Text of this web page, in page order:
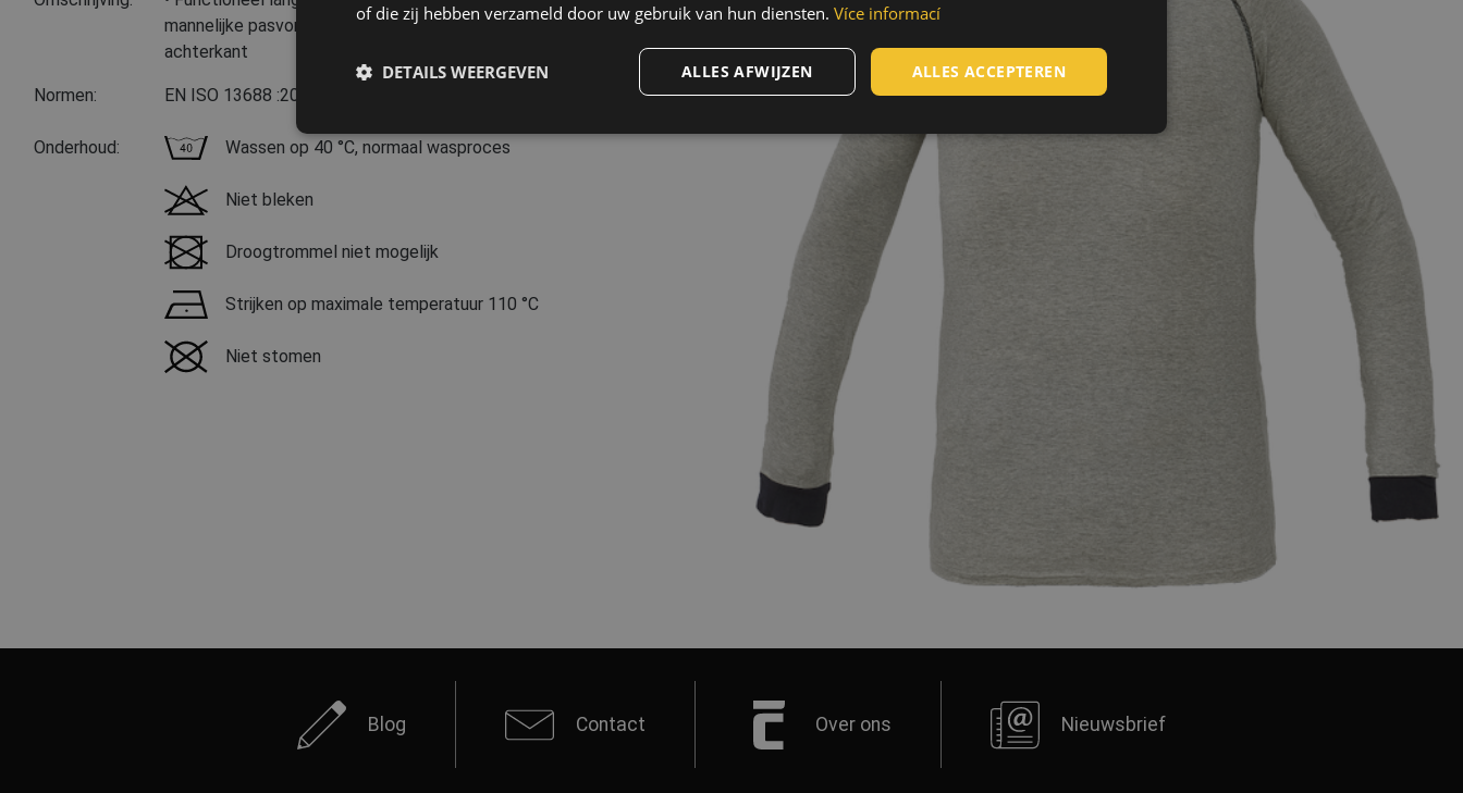
mannelijke pasvorm • toevoeging van bamboevezel • verlengde
achterkant
Normen: EN ISO 13688 :2013
Onderhoud: Wassen op 40 °C, normaal wasproces
Niet bleken
Droogtrommel niet mogelijk
Strijken op maximale temperatuur 110 °C
Niet stomen
Blog Contact Over ons Nieuwsbrief
ROMANIAN
of die zij hebben verzameld door uw gebruik van hun diensten. Více informací
ALLES ACCEPTEREN
ALLES AFWIJZEN
DETAILS WEERGEVEN